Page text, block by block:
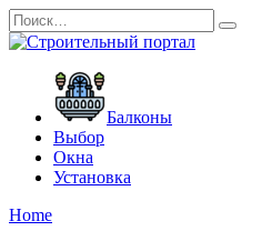
Перейти
к
содержанию
Search
for:
Балконы
Выбор
Окна
Установка
Home